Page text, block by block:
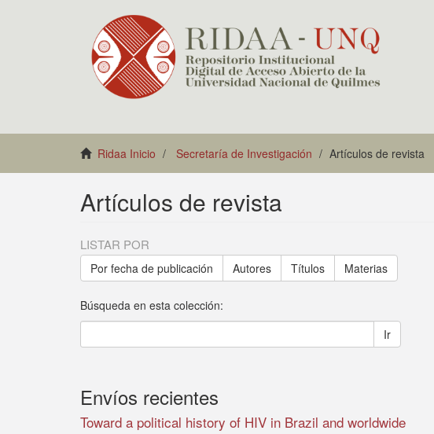
Ridaa Inicio Secretaría de Investigación Artículos de revista
Artículos de revista
LISTAR POR
Por fecha de publicación Autores Títulos Materias
Búsqueda en esta colección:
Ir
Envíos recientes
Toward a political history of HIV in Brazil and worldwide